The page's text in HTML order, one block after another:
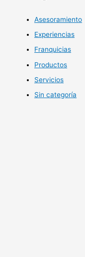
Asesoramiento
Experiencias
Franquicias
Productos
Servicios
Sin categoría